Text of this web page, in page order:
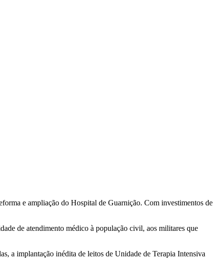
e ampliação do Hospital de Guarnição. Com investimentos de
de atendimento médico à população civil, aos militares que
a implantação inédita de leitos de Unidade de Terapia Intensiva